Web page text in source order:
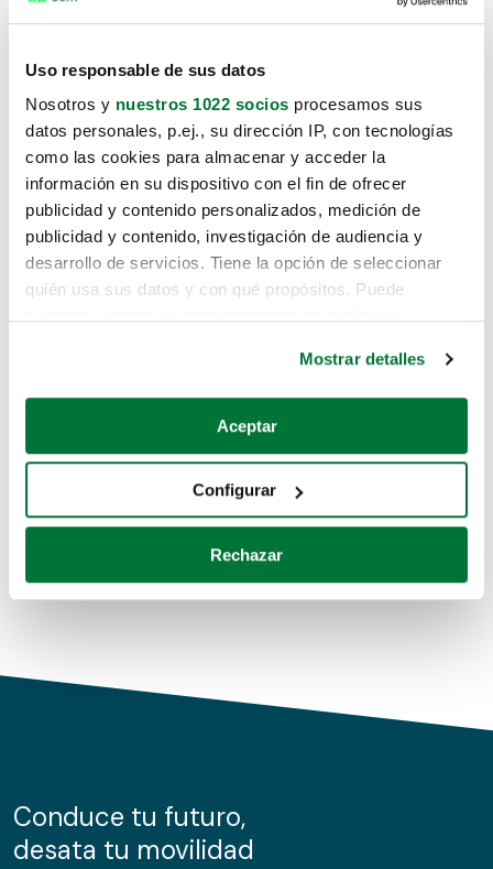
Uso responsable de sus datos
Nosotros y nuestros 1022 socios procesamos sus
datos personales, p.ej., su dirección IP, con tecnologías
como las cookies para almacenar y acceder la
información en su dispositivo con el fin de ofrecer
publicidad y contenido personalizados, medición de
publicidad y contenido, investigación de audiencia y
desarrollo de servicios. Tiene la opción de seleccionar
quién usa sus datos y con qué propósitos. Puede
Si lo permite, también quisiéramos:
Recopilar información sobre su ubicación geográfica
Identificar su dispositivo analizándolo activamente
para buscar características específicas (huellas
Obtenga más información sobre cómo se procesan sus
de cookies.
información sobre el uso que haga del sitio web con
nuestros partners de redes sociales, publicidad y análisis
Mostrar detalles
Aceptar
Configurar
Rechazar
Lo sentimos, no sabemos como
te hemos traido hasta aquí.
Pero puedes encontrar el coche que estás
buscando en alguno de estos enlaces:
Coches de segunda mano
Coches de km0
Conduce tu futuro,
desata tu movilidad